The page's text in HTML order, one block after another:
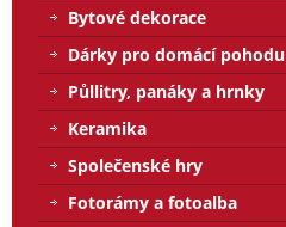
Bytové dekorace
Dárky pro domácí pohodu
Půllitry, panáky a hrnky
Keramika
Společenské hry
Fotorámy a fotoalba